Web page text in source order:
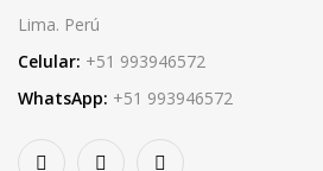
Lima. Perú
Celular: +51 993946572
WhatsApp: +51 993946572